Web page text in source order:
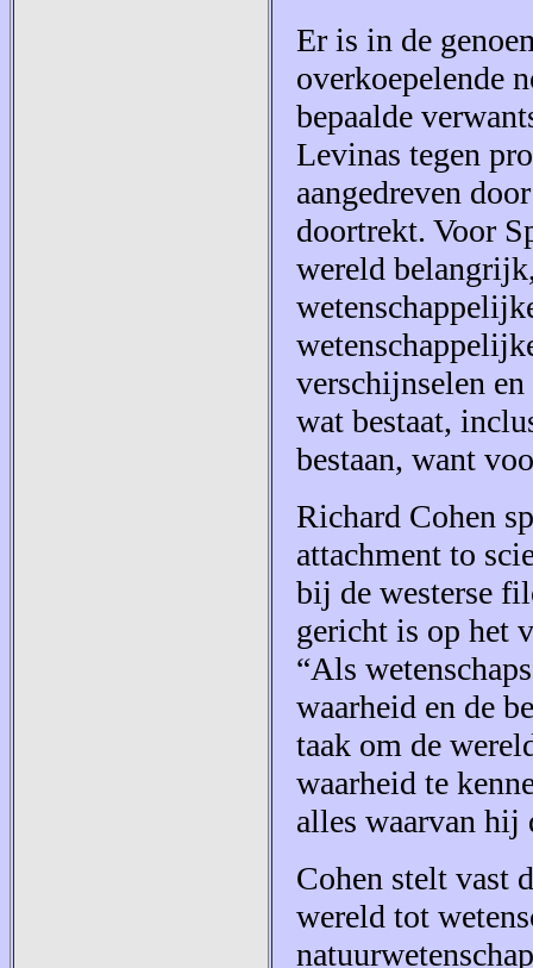
Er is in de
overkoepelende
bepaalde
Levinas tegen
aangedreven
doortrekt. Voor
wereld
verschijnselen
wat bestaat,
bestaan, want
Richard Cohen
attachment to
bij de westerse
gericht is op het
“Als
waarheid en de
taak om de
waarheid te
alles waarvan hij
Cohen stelt vast
wereld tot